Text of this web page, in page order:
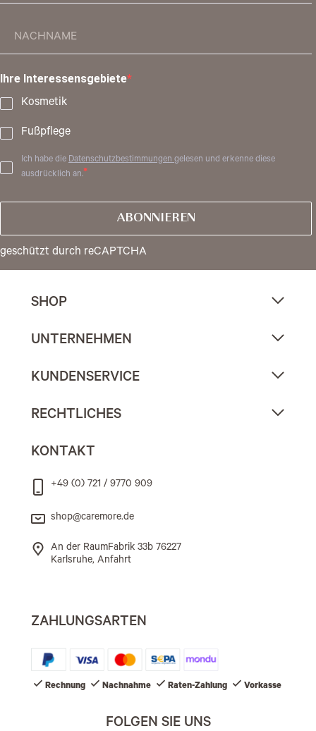
Ihre Interessensgebiete
Kosmetik
Fußpflege
Ich habe die Datenschutzbestimmungengelesen und erkenne diese
ausdrücklich an.
ABONNIEREN
geschützt durch reCAPTCHA
SHOP
UNTERNEHMEN
KUNDENSERVICE
RECHTLICHES
KONTAKT
+49 (0) 721 / 9770 909
shop@caremore.de
An der RaumFabrik 33b 76227
Karlsruhe, Anfahrt
ZAHLUNGSARTEN
Rechnung Nachnahme Raten-Zahlung Vorkasse
FOLGEN SIE UNS